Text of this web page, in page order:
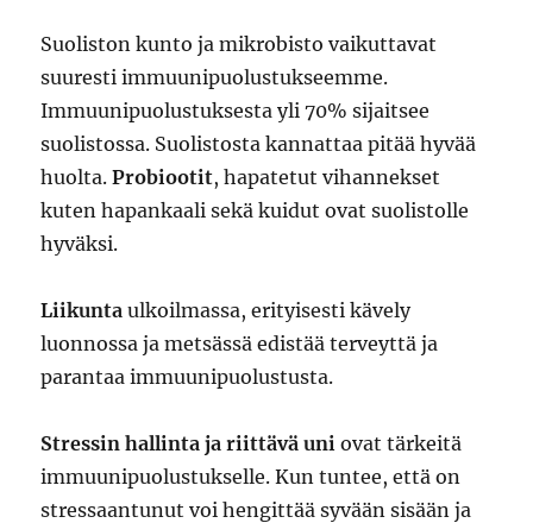
Suoliston kunto ja mikrobisto vaikuttavat
suuresti immuunipuolustukseemme.
Immuunipuolustuksesta yli 70% sijaitsee
suolistossa. Suolistosta kannattaa pitää hyvää
huolta. Probiootit, hapatetut vihannekset
kuten hapankaali sekä kuidut ovat suolistolle
hyväksi.
Liikunta ulkoilmassa, erityisesti kävely
luonnossa ja metsässä edistää terveyttä ja
parantaa immuunipuolustusta.
Stressin hallinta ja riittävä uni ovat tärkeitä
immuunipuolustukselle. Kun tuntee, että on
stressaantunut voi hengittää syvään sisään ja